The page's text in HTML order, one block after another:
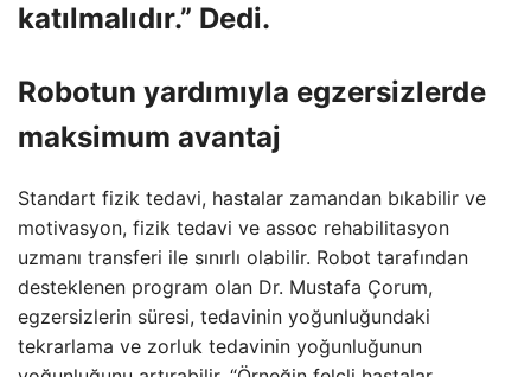
katılmalıdır.” Dedi.
Robotun yardımıyla egzersizlerde
maksimum avantaj
Standart fizik tedavi, hastalar zamandan bıkabilir ve
motivasyon, fizik tedavi ve assoc rehabilitasyon
uzmanı transferi ile sınırlı olabilir. Robot tarafından
desteklenen program olan Dr. Mustafa Çorum,
egzersizlerin süresi, tedavinin yoğunluğundaki
tekrarlama ve zorluk tedavinin yoğunluğunun